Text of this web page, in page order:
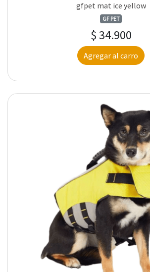
gfpet mat ice yellow
GF PET
$ 34.900
Agregar al carro